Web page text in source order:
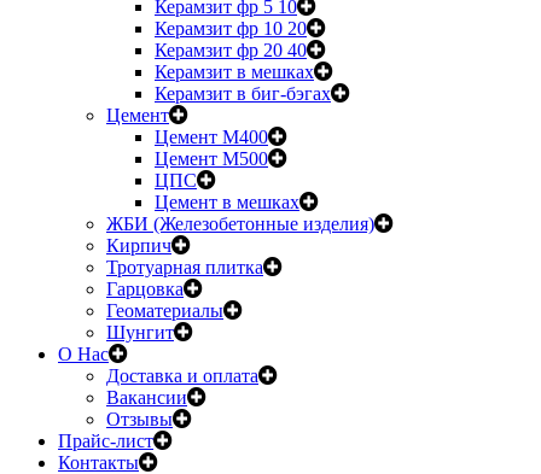
Керамзит фр 5 10
Керамзит фр 10 20
Керамзит фр 20 40
Керамзит в мешках
Керамзит в биг-бэгах
Цемент
Цемент М400
Цемент М500
ЦПС
Цемент в мешках
ЖБИ (Железобетонные изделия)
Кирпич
Тротуарная плитка
Гарцовка
Геоматериалы
Шунгит
О Нас
Доставка и оплата
Вакансии
Отзывы
Прайс-лист
Контакты